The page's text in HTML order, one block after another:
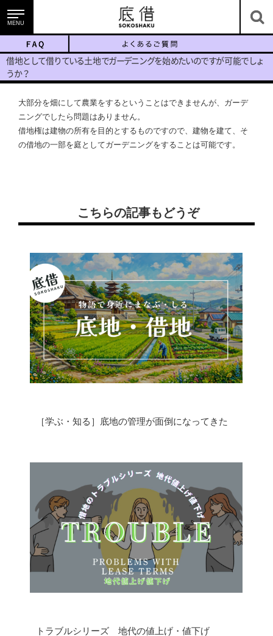
MENU
底借のサービス
底地・借地を知る
ニュース＆コラム
底地・借地問題 FAQ
用語集
借地と して借り ている土地でガーデニングを始めたいのですが可能でしょ
うか？
大部分を畑にして農業をするということはできませんが、ガーデ
ニングでしたら問題はありません。
借地権は建物の所有を目的とするものですので、建物を建て、そ
の借地の一部を庭としてガーデニングをすることは可能です。
こちらの記事もどうぞ
［学ぶ・知る］底地の管理が面倒になってきた
トラブルシリーズ 地代の値上げ・値下げ